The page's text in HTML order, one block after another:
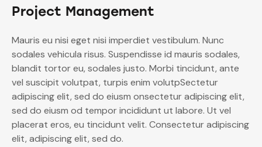
Project Management
Mauris eu nisi eget nisi imperdiet vestibulum. Nunc
sodales vehicula risus. Suspendisse id mauris sodales,
blandit tortor eu, sodales justo. Morbi tincidunt, ante
vel suscipit volutpat, turpis enim volutpSectetur
adipiscing elit, sed do eiusm onsectetur adipiscing elit,
sed do eiusm od tempor incididunt ut labore. Ut vel
placerat eros, eu tincidunt velit. Consectetur adipiscing
elit, adipiscing elit, sed do.